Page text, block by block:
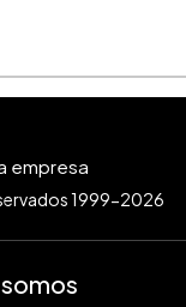
1999-2026